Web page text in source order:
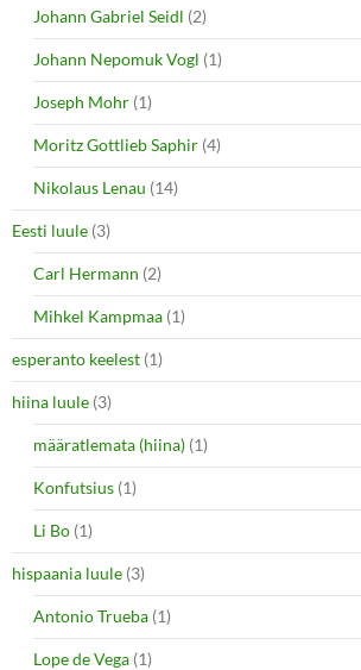
Johann Gabriel Seidl (2)
Johann Nepomuk Vogl (1)
Joseph Mohr (1)
Moritz Gottlieb Saphir (4)
Nikolaus Lenau (14)
Eesti luule (3)
Carl Hermann (2)
Mihkel Kampmaa (1)
esperanto keelest (1)
hiina luule (3)
määratlemata (hiina) (1)
Konfutsius (1)
Li Bo (1)
hispaania luule (3)
Antonio Trueba (1)
Lope de Vega (1)